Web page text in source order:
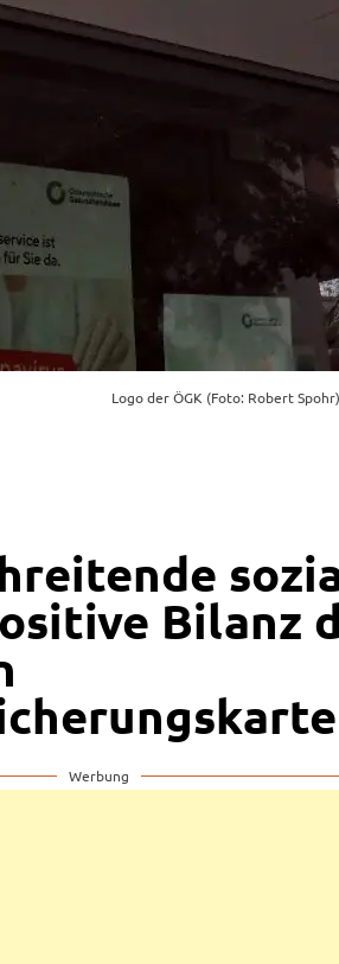
Logo der ÖGK (Foto: Robert
Bilanz
Werbung